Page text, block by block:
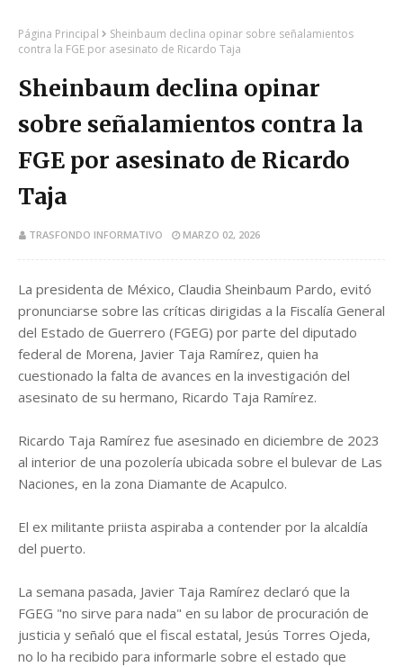
Página Principal
Sheinbaum declina opinar sobre señalamientos
contra la FGE por asesinato de Ricardo Taja
Sheinbaum declina opinar
sobre señalamientos contra la
FGE por asesinato de Ricardo
Taja
TRASFONDO INFORMATIVO MARZO 02, 2026
La presidenta de México, Claudia Sheinbaum Pardo, evitó
pronunciarse sobre las críticas dirigidas a la Fiscalía General
del Estado de Guerrero (FGEG) por parte del diputado
federal de Morena, Javier Taja Ramírez, quien ha
cuestionado la falta de avances en la investigación del
asesinato de su hermano, Ricardo Taja Ramírez.
Ricardo Taja Ramírez fue asesinado en diciembre de 2023
al interior de una pozolería ubicada sobre el bulevar de Las
Naciones, en la zona Diamante de Acapulco.
El ex militante priista aspiraba a contender por la alcaldía
del puerto.
La semana pasada, Javier Taja Ramírez declaró que la
FGEG "no sirve para nada" en su labor de procuración de
justicia y señaló que el fiscal estatal, Jesús Torres Ojeda,
no lo ha recibido para informarle sobre el estado que